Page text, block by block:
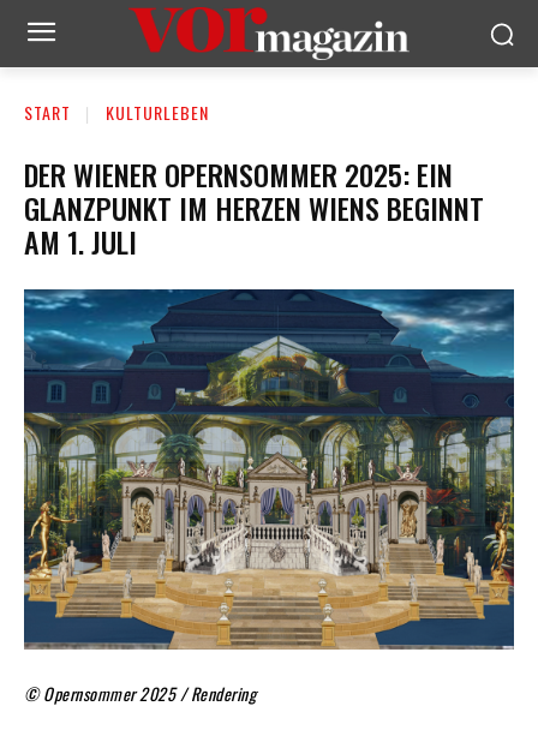
START KULTURLEBEN
DER WIENER OPERNSOMMER 2025: EIN
GLANZPUNKT IM HERZEN WIENS BEGINNT
AM 1. JULI
© Opernsommer 2025 / Rendering